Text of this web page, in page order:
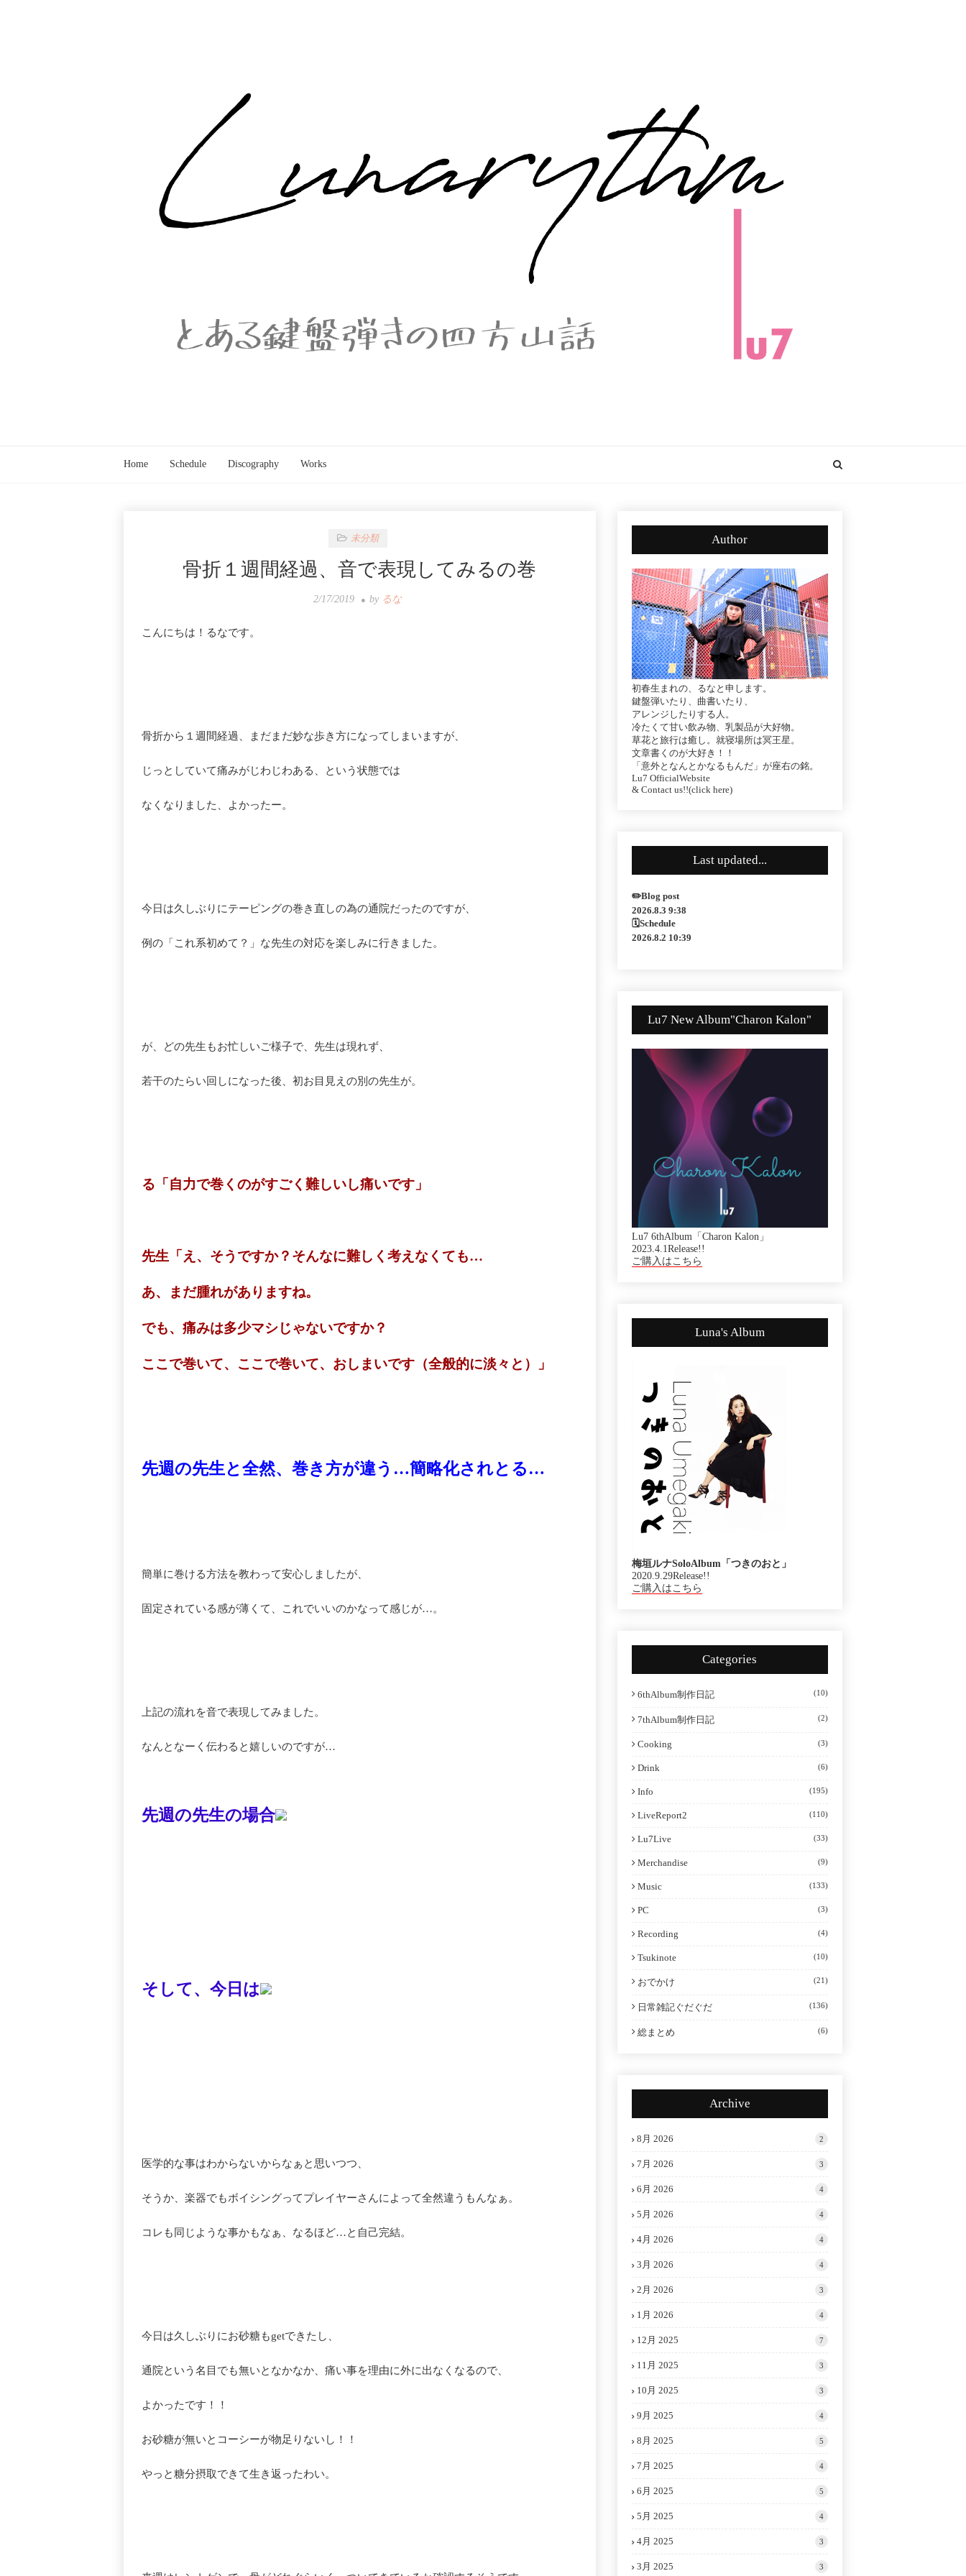
Home Schedule Discography Works
未分類
骨折１週間経過、音で表現してみるの巻
2/17/2019 by るな
こんにちは！るなです。
骨折から１週間経過、まだまだ妙な歩き方になってしまいますが、
じっとしていて痛みがじわじわある、という状態では
なくなりました、よかったー。
今日は久しぶりにテーピングの巻き直しの為の通院だったのですが、
例の「これ系初めて？」な先生の対応を楽しみに行きました。
が、どの先生もお忙しいご様子で、先生は現れず、
若干のたらい回しになった後、初お目見えの別の先生が。
る「自力で巻くのがすごく難しいし痛いです」
先生「え、そうですか？そんなに難しく考えなくても…
あ、まだ腫れがありますね。
でも、痛みは多少マシじゃないですか？
ここで巻いて、ここで巻いて、おしまいです（全般的に淡々と）」
先週の先生と全然、巻き方が違う…簡略化されとる…
簡単に巻ける方法を教わって安心しましたが、
固定されている感が薄くて、これでいいのかなって感じが…。
上記の流れを音で表現してみました。
なんとなーく伝わると嬉しいのですが…
先週の先生の場合
そして、今日は
医学的な事はわからないからなぁと思いつつ、
そうか、楽器でもボイシングってプレイヤーさんによって全然違うもんなぁ。
コレも同じような事かもなぁ、なるほど…と自己完結。
今日は久しぶりにお砂糖もgetできたし、
通院という名目でも無いとなかなか、痛い事を理由に外に出なくなるので、
よかったです！！
お砂糖が無いとコーシーが物足りないし！！
やっと糖分摂取できて生き返ったわい。
Author
初春生まれの、るなと申します。
鍵盤弾いたり、曲書いたり、
アレンジしたりする人。
冷たくて甘い飲み物、乳製品が大好物。
草花と旅行は癒し。就寝場所は冥王星。
文章書くのが大好き！！
「意外となんとかなるもんだ」が座右の銘。
Lu7 OfficialWebsite
& Contact us!!(click here)
Last updated...
✏️Blog post
2026.8.3 9:38
🗓Schedule
2026.8.2 10:39
Lu7 New Album"Charon Kalon"
Lu7 6thAlbum「Charon Kalon」
2023.4.1Release!!
ご購入はこちら
Luna's Album
梅垣ルナSoloAlbum「つきのおと」
2020.9.29Release!!
ご購入はこちら
Categories
6thAlbum制作日記 (10)
7thAlbum制作日記 (2)
Cooking (3)
Drink (6)
Info (195)
LiveReport2 (110)
Lu7Live (33)
Merchandise (9)
Music (133)
PC (3)
Recording (4)
Tsukinote (10)
おでかけ (21)
日常雑記ぐだぐだ (136)
総まとめ (6)
Archive
8月 2026 2
7月 2026 3
6月 2026 4
5月 2026 4
4月 2026 4
3月 2026 4
2月 2026 3
1月 2026 4
12月 2025 7
11月 2025 3
10月 2025 3
9月 2025 4
8月 2025 5
7月 2025 4
6月 2025 5
5月 2025 4
4月 2025 3
3月 2025 3